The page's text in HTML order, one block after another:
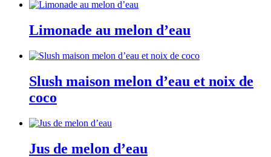
Limonade au melon d’eau
Slush maison melon d’eau et noix de
coco
Jus de melon d’eau